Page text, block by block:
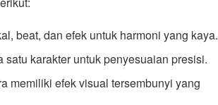
beat, dan efek untuk harmoni yang kaya.
satu karakter untuk penyesuaian presisi.
memiliki efek visual tersembunyi yang